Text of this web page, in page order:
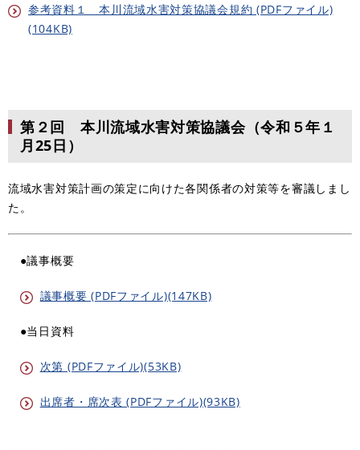
参考資料１ 本川流域水害対策協議会規約 (PDFファイル)
(104KB)
第２回 本川流域水害対策協議会（令和５年１
月25日）
流域水害対策計画の策定に向けた各関係者の対策等を審議しまし
た。
●議事概要
議事概要 (PDFファイル)(147KB)
●当日資料
次第 (PDFファイル)(53KB)
出席者・席次表 (PDFファイル)(93KB)